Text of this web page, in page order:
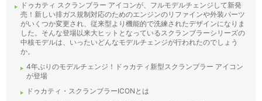
ドゥカティ スクランブラー アイコンが、フルモデルチェンジして新発
売！新しい排ガス規制対応のためのエンジンのリファインや外装パーツ
がいくつか変更され、従来型より機能的で洗練されたデザインになりま
した。そんな登場以来大ヒットとなっているスクランブラーシリーズの
中核モデルは、いったいどんなモデルチェンジが行われたのでしょう
か。
4年ぶりのモデルチェンジ！ドゥカティ新型スクランブラー アイコン
が登場
ドゥカティ・スクランブラーICONとは